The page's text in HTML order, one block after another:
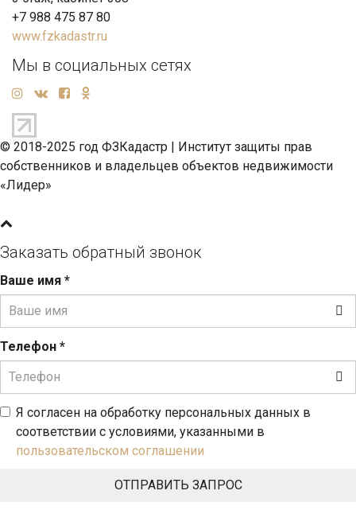
+7 988 475 87 80
www.fzkadastr.ru
Мы в социальных сетях
© 2018-2025 год ФЗКадастр | Институт защиты прав
собственников и владельцев объектов недвижимости
«Лидер»
Заказать обратный звонок
Ваше имя *
Телефон *
Я согласен на обработку персональных данных в
соответствии с условиями, указанными в
пользовательском соглашении